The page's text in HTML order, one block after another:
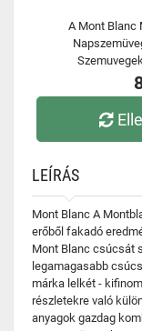
A Mont Blanc
LEÍRÁS
Mont Blanc A
erőből fakadó
Mont Blanc csúcsát
legamagasabb
márka lelkét -
részletekre való
anyagok gazdag